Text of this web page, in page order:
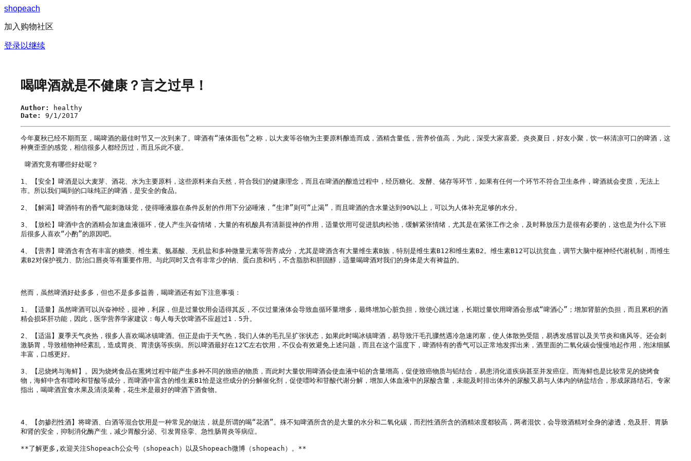
shopeach
加入购物社区
登录以继续
喝啤酒就是不健康？言之过早！
Author:
healthy
Date:
9/1/2017
今年夏秋已经不期而至，喝啤酒的最佳时节又一次到来了。啤酒有“液体面包”之称，以大麦等谷物为主要原料酿造而成，酒精含量低，营养价值高，为此，深受大家喜爱。炎炎夏日，好友小聚，饮一杯清凉可口的啤酒，这
种爽歪歪的感觉，相信很多人都经历过，而且乐此不疲。
啤酒究竟有哪些好处呢？
1、【安全】啤酒是以大麦芽、酒花、水为主要原料，这些原料来自天然，符合我们的健康理念，而且在啤酒的酿造过程中，经历糖化、发酵、储存等环节，如果有任何一个环节不符合卫生条件，啤酒就会变质，无法上
市。所以我们喝到的口味纯正的啤酒，是安全的食品。
2、【解渴】啤酒特有的香气能刺激味觉，使得唾液腺在条件反射的作用下分泌唾液，“生津”则可“止渴”，而且啤酒的含水量达到90%以上，可以为人体补充足够的水分。
3、【放松】啤酒中含的酒精会加速血液循环，使人产生兴奋情绪，大量的有机酸具有清新提神的作用，适量饮用可促进肌肉松弛，缓解紧张情绪，尤其是在紧张工作之余，及时释放压力是很有必要的，这也是为什么下班
后很多人喜欢“小酌”的原因吧。
4、【营养】啤酒含有含有丰富的糖类、维生素、氨基酸、无机盐和多种微量元素等营养成分，尤其是啤酒含有大量维生素B族，特别是维生素B12和维生素B2。维生素B12可以抗贫血，调节大脑中枢神经代谢机制，而维生
素B2对保护视力、防治口唇炎等有重要作用。与此同时又含有非常少的钠、蛋白质和钙，不含脂肪和胆固醇，适量喝啤酒对我们的身体是大有裨益的。
然而，虽然啤酒好处多多，但也不是多多益善，喝啤酒还有如下注意事项：
1、【适量】虽然啤酒可以兴奋神经，提神，利尿，但是过量饮用会适得其反，不仅过量液体会导致血循环量增多，最终增加心脏负担，致使心跳过速，长期过量饮用啤酒会形成“啤酒心”；增加肾脏的负担，而且累积的酒
精会损坏肝功能，因此，医学营养学家建议：每人每天饮啤酒不应超过1．5升。
2、【适温】夏季天气炎热，很多人喜欢喝冰镇啤酒。但正是由于天气热，我们人体的毛孔呈扩张状态，如果此时喝冰镇啤酒，易导致汗毛孔骤然遇冷急速闭塞，使人体散热受阻，易诱发感冒以及关节炎和痛风等。还会刺
激肠胃，导致植物神经紊乱，造成胃炎、胃溃疡等疾病。所以啤酒最好在12℃左右饮用，不仅会有效避免上述问题，而且在这个温度下，啤酒特有的香气可以正常地发挥出来，酒里面的二氧化碳会慢慢地起作用，泡沫细腻
丰富，口感更好。
3、【忌烧烤与海鲜】。因为烧烤食品在熏烤过程中能产生多种不同的致癌的物质，而此时大量饮用啤酒会使血液中铅的含量增高，促使致癌物质与铅结合，易患消化道疾病甚至并发癌症。而海鲜也是比较常见的烧烤食
物，海鲜中含有嘌呤和苷酸等成分，而啤酒中富含的维生素B1恰是这些成分的分解催化剂，促使嘌呤和苷酸代谢分解，增加人体血液中的尿酸含量，未能及时排出体外的尿酸又易与人体内的钠盐结合，形成尿路结石。专家
指出，喝啤酒宜食水果及清淡菜肴，花生米是最好的啤酒下酒食物。
4、【勿掺烈性酒】将啤酒、白酒等混合饮用是一种常见的做法，就是所谓的喝“花酒”。殊不知啤酒所含的是大量的水分和二氧化碳，而烈性酒所含的酒精浓度都较高，两者混饮，会导致酒精对全身的渗透，危及肝、胃肠
和肾的安全，抑制消化酶产生，减少胃酸分泌、引发胃痉挛、急性肠胃炎等病症。
**了解更多,欢迎关注Shopeach公众号（shopeach）以及Shopeach微博（shopeach）。**